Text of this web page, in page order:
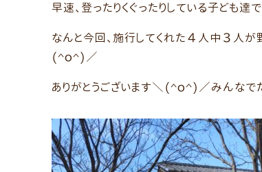
早速、登ったりくぐったりしている子ども達で
なんと今回、施行してくれた４人中３人
(^o^)／
ありがとうございます＼(^o^)／みんな